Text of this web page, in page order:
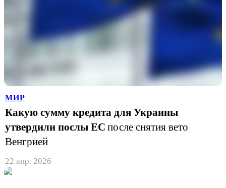
МИР
Какую сумму кредита для Украины
утвердили послы ЕС после снятия вето
Венгрией
22 апр. 2026